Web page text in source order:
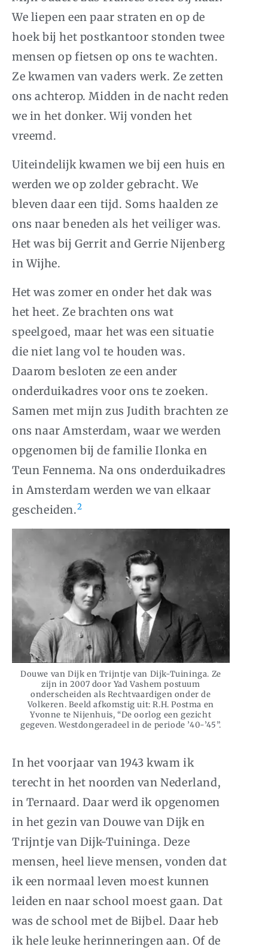
We liepen een paar straten en op de
hoek bij het postkantoor stonden twee
mensen op fietsen op ons te wachten.
Ze kwamen van vaders werk. Ze zetten
ons achterop. Midden in de nacht reden
we in het donker. Wij vonden het
vreemd.
Uiteindelijk kwamen we bij een huis en
werden we op zolder gebracht. We
bleven daar een tijd. Soms haalden ze
ons naar beneden als het veiliger was.
Het was bij Gerrit and Gerrie Nijenberg
in Wijhe.
Het was zomer en onder het dak was
het heet. Ze brachten ons wat
speelgoed, maar het was een situatie
die niet lang vol te houden was.
Daarom besloten ze een ander
onderduikadres voor ons te zoeken.
Samen met mijn zus Judith brachten ze
ons naar Amsterdam, waar we werden
opgenomen bij de familie Ilonka en
Teun Fennema. Na ons onderduikadres
in Amsterdam werden we van elkaar
gescheiden.2
Douwe van Dijk en Trijntje van Dijk-Tuininga. Ze
zijn in 2007 door Yad Vashem postuum
onderscheiden als Rechtvaardigen onder de
Volkeren. Beeld afkomstig uit: R.H. Postma en
Yvonne te Nijenhuis, “De oorlog een gezicht
gegeven. Westdongeradeel in de periode ’40-’45”.
In het voorjaar van 1943 kwam ik
terecht in het noorden van Nederland,
in Ternaard. Daar werd ik opgenomen
in het gezin van Douwe van Dijk en
Trijntje van Dijk-Tuininga. Deze
mensen, heel lieve mensen, vonden dat
ik een normaal leven moest kunnen
leiden en naar school moest gaan. Dat
was de school met de Bijbel. Daar heb
ik hele leuke herinneringen aan. Of de